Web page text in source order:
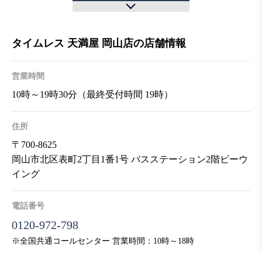
タイムレス 天満屋 岡山店の店舗情報
営業時間
10時～19時30分（最終受付時間 19時）
住所
〒700-8625
岡山市北区表町2丁目1番1号 バスステーション2階ビーウ
イング
電話番号
0120-972-798
※全国共通コールセンター 営業時間：10時～18時